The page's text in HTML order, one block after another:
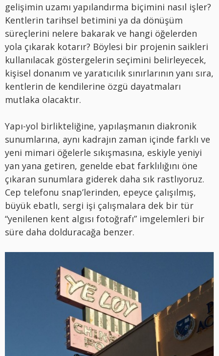
gelişimin uzamı yapılandırma biçimini nasıl işler?
Kentlerin tarihsel betimini ya da dönüşüm
süreçlerini nelere bakarak ve hangi öğelerden
yola çıkarak kotarır? Böylesi bir projenin saikleri
kullanılacak göstergelerin seçimini belirleyecek,
kişisel donanım ve yaratıcılık sınırlarının yanı sıra,
kentlerin de kendilerine özgü dayatmaları
mutlaka olacaktır.
Yapı-yol birlikteliğine, yapılaşmanın diakronik
sunumlarına, aynı kadrajın zaman içinde farklı ve
yeni mimari öğelerle sıkışmasına, eskiyle yeniyi
yan yana getiren, genelde ebat farklılığını öne
çıkaran sunumlara giderek daha sık rastlıyoruz.
Cep telefonu snap’lerinden, epeyce çalışılmış,
büyük ebatlı, sergi işi çalışmalara dek bir tür
“yenilenen kent algısı fotoğrafı” imgelemleri bir
süre daha dolduracağa benzer.